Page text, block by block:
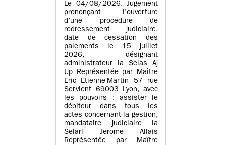
Le 04/08/2026. Jugement
prononçant l’ouverture
d’une procédure de
redressement judiciaire,
date de cessation des
paiements le 15 juillet
2026, désignant
administrateur la Selas Aj
Up Représentée par Maître
Eric Etienne-Martin 57 rue
Servient 69003 Lyon, avec
les pouvoirs : assister le
débiteur dans tous les
actes concernant la gestion,
mandataire judiciaire la
Selarl Jerome Allais
Représentée par Maître